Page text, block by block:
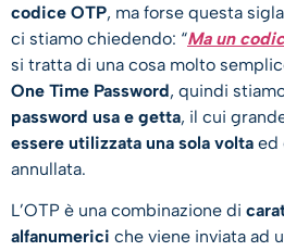
codice OTP, ma forse questa
ci stiamo chiedendo: “Ma un
si tratta di una cosa molto
One Time Password, quindi
password usa e getta, il cui
essere utilizzata una sola volta ed
annullata.
L’OTP è una combinazione di
alfanumerici che viene inviata ad